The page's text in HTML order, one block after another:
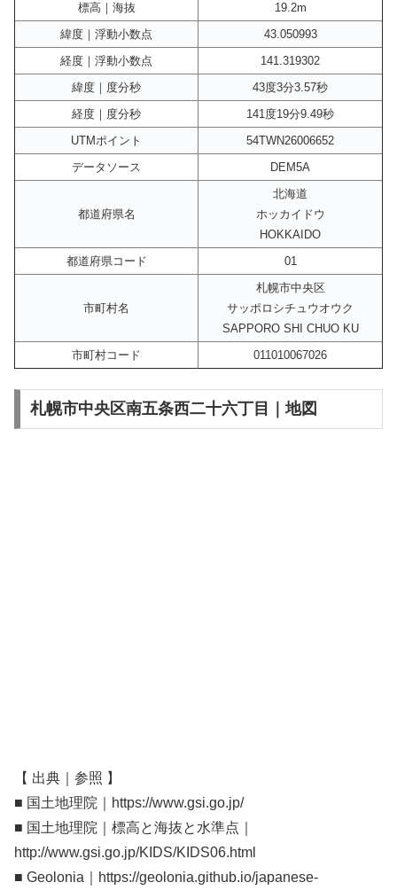
標高｜海抜
19.2m
緯度｜浮動小数点
43.050993
経度｜浮動小数点
141.319302
緯度｜度分秒
43度3分3.57秒
経度｜度分秒
141度19分9.49秒
UTMポイント
54TWN26006652
データソース
DEM5A
都道府県名
北海道
ホッカイドウ
HOKKAIDO
都道府県コード
01
市町村名
札幌市中央区
サッポロシチュウオウク
SAPPORO SHI CHUO KU
市町村コード
011010067026
札幌市中央区南五条西二十六丁目｜地図
【 出典｜参照 】
■ 国土地理院｜https://www.gsi.go.jp/
■ 国土地理院｜標高と海抜と水準点｜
http://www.gsi.go.jp/KIDS/KIDS06.html
■ Geolonia｜https://geolonia.github.io/japanese-